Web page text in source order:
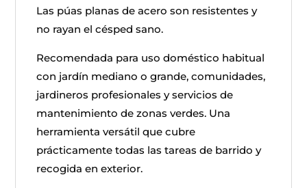
Las púas planas de acero son resistentes y
no rayan el césped sano.
Recomendada para uso doméstico habitual
con jardín mediano o grande, comunidades,
jardineros profesionales y servicios de
mantenimiento de zonas verdes. Una
herramienta versátil que cubre
prácticamente todas las tareas de barrido y
recogida en exterior.